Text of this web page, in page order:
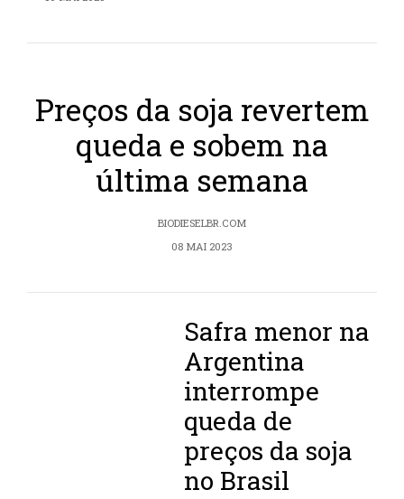
Preços da soja revertem
queda e sobem na
última semana
BIODIESELBR.COM
08 MAI 2023
Safra menor na
Argentina
interrompe
queda de
preços da soja
no Brasil